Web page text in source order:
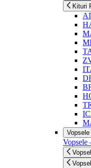
Kituri
Vopsele